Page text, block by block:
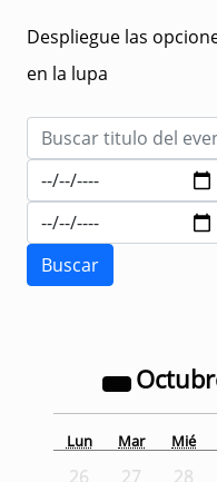
Despliegue las
en la lupa
Lun Mar Mié
26 27 28